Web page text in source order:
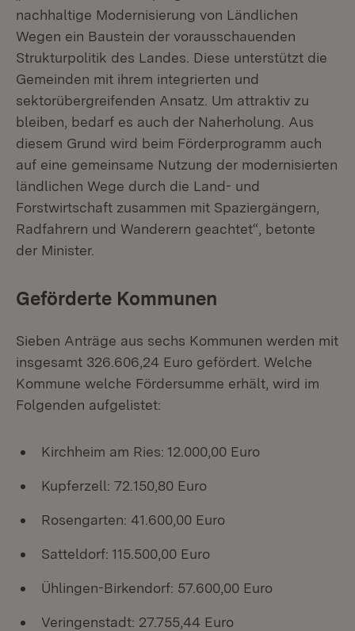
nachhaltige Modernisierung von Ländlichen
Wegen ein Baustein der vorausschauenden
Strukturpolitik des Landes. Diese unterstützt die
Gemeinden mit ihrem integrierten und
sektorübergreifenden Ansatz. Um attraktiv zu
bleiben, bedarf es auch der Naherholung. Aus
diesem Grund wird beim Förderprogramm auch
auf eine gemeinsame Nutzung der modernisierten
ländlichen Wege durch die Land- und
Forstwirtschaft zusammen mit Spaziergängern,
Radfahrern und Wanderern geachtet“, betonte
der Minister.
Geförderte Kommunen
Sieben Anträge aus sechs Kommunen werden mit
insgesamt 326.606,24 Euro gefördert. Welche
Kommune welche Fördersumme erhält, wird im
Folgenden aufgelistet:
Kirchheim am Ries: 12.000,00 Euro
Kupferzell: 72.150,80 Euro
Rosengarten: 41.600,00 Euro
Satteldorf: 115.500,00 Euro
Ühlingen-Birkendorf: 57.600,00 Euro
Veringenstadt: 27.755,44 Euro